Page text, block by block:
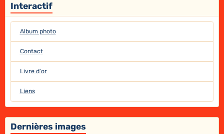
Interactif
Album photo
Contact
Livre d'or
Liens
Dernières images